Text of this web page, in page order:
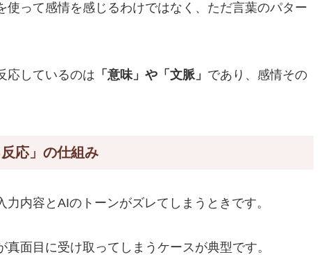
って感情を感じるわけではなく、ただ言葉のパター
応しているのは 「意味」や「文脈」 であり、感情その
応」の仕組み
内容とAIのトーンがズレてしまうときです。
面目に受け取ってしまうケースが典型です。